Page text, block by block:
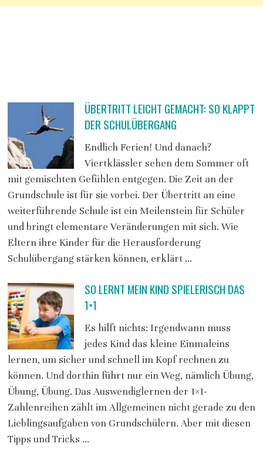
ÜBERTRITT LEICHT GEMACHT: SO KLAPPT
DER SCHULÜBERGANG
Endlich Ferien! Und danach?
Viertklässler sehen dem Sommer oft
mit gemischten Gefühlen entgegen. Die Zeit an der
Grundschule ist für sie vorbei. Der Übertritt an eine
weiterführende Schule ist ein Meilenstein für Schüler
und bringt elementare Veränderungen mit sich. Wie
Eltern ihre Kinder für die Herausforderung
Schulübergang stärken können, erklärt …
SO LERNT MEIN KIND SPIELERISCH DAS
1×1
Es hilft nichts: Irgendwann muss
jedes Kind das kleine Einmaleins
lernen, um sicher und schnell im Kopf rechnen zu
können. Und dorthin führt nur ein Weg, nämlich Übung,
Übung, Übung. Das Auswendiglernen der 1×1-
Zahlenreihen zählt im Allgemeinen nicht gerade zu den
Lieblingsaufgaben von Grundschülern. Aber mit diesen
Tipps und Tricks …